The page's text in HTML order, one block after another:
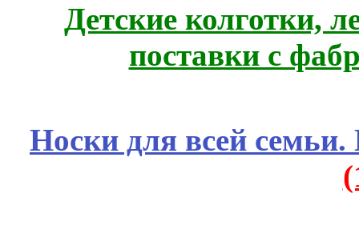
Детские колготки,
поставки с
Носки для всей